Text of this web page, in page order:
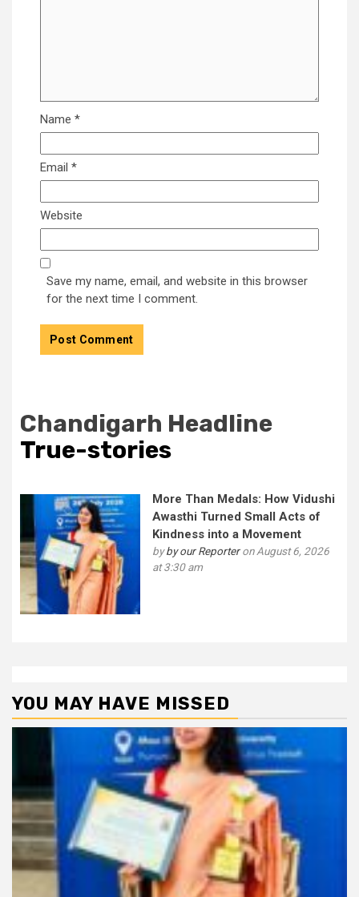
Name *
Email *
Website
Save my name, email, and website in this browser
for the next time I comment.
Chandigarh Headline
True-stories
More Than Medals: How Vidushi
Awasthi Turned Small Acts of
Kindness into a Movement
byby our Reporteron August 6, 2026
at 3:30 am
YOU MAY HAVE MISSED